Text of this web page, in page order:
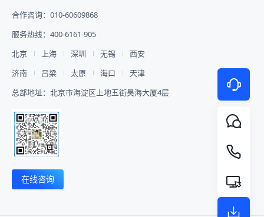
合作咨询：010-60609868
服务热线：400-6161-905
北京
上海 深圳 无锡
西安
济南
吕梁 太原 海口
天津
总部地址：北京市海淀区上地五街昊海大厦4层
在线咨询